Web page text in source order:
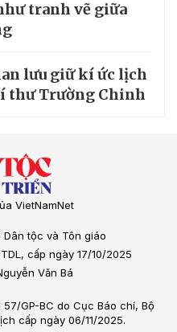
tranh vẽ giữa
lưu giữ kí ức lịch
thư Trường Chinh
VietNamNet
tộc và Tôn giáo
cấp ngày 17/10/2025
Văn Bá
GP-BC do Cục Báo chí, Bộ
cấp ngày 06/11/2025.